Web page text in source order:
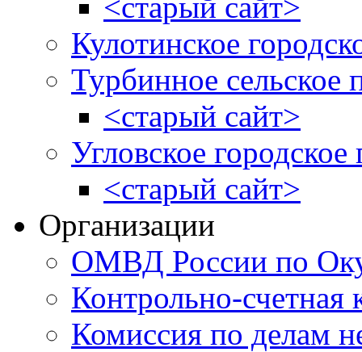
Кулотинское
Турбинное сельское
<старый сайт>
Угловское городское
<старый сайт>
Организации
ОМВД России по
Контрольно-счетная
Комиссия по делам